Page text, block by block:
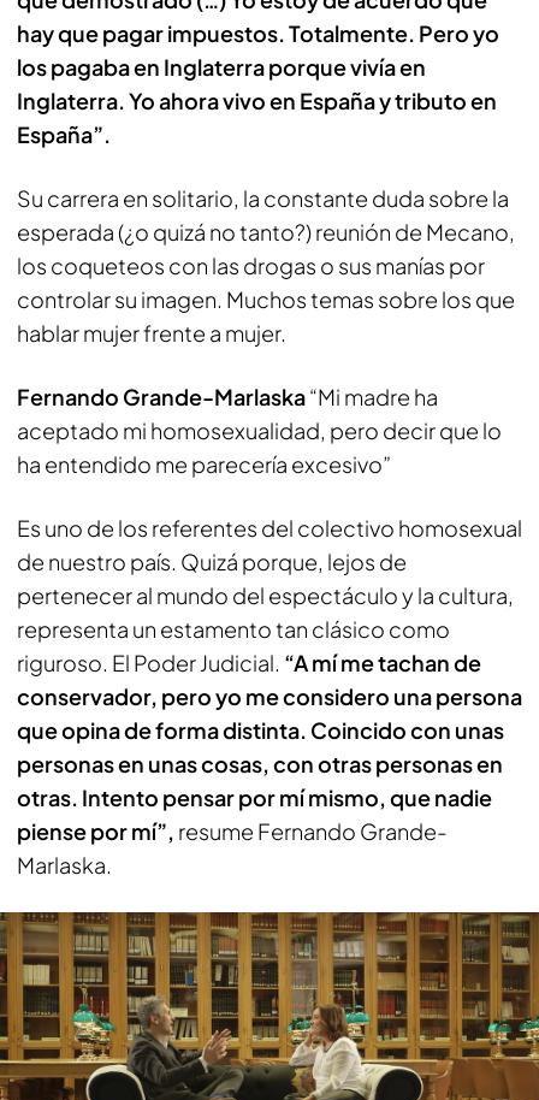
hay que pagar impuestos. Totalmente. Pero yo
los pagaba en Inglaterra porque vivía en
Inglaterra. Yo ahora vivo en España y tributo en
España”.
Su carrera en solitario, la constante duda sobre la
esperada (¿o quizá no tanto?) reunión de Mecano,
los coqueteos con las drogas o sus manías por
controlar su imagen. Muchos temas sobre los que
hablar mujer frente a mujer.
Fernando Grande-Marlaska“Mi madre ha
aceptado mi homosexualidad, pero decir que lo
ha entendido me parecería excesivo”
Es uno de los referentes del colectivo homosexual
de nuestro país. Quizá porque, lejos de
pertenecer al mundo del espectáculo y la cultura,
representa un estamento tan clásico como
riguroso. El Poder Judicial. “A mí me tachan de
conservador, pero yo me considero una persona
que opina de forma distinta. Coincido con unas
personas en unas cosas, con otras personas en
otras. Intento pensar por mí mismo, que nadie
piense por mí”, resume Fernando Grande-
Marlaska.